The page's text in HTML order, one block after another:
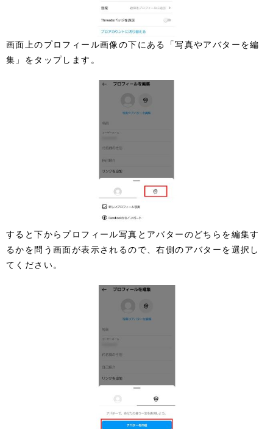
画面上のプロフィール画像の下にある「写真やアバターを編
集」をタップします。
すると下からプロフィール写真とアバターのどちらを編集す
るかを問う画面が表示されるので、右側のアバターを選択し
てください。